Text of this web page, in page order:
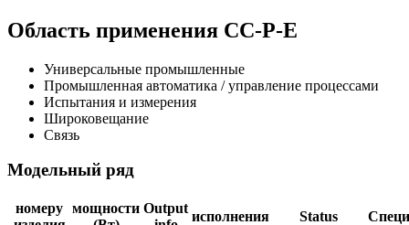
Область применения CC-P-E
Универсальные промышленные
Промышленная автоматика / управление процессами
Испытания и измерения
Широковещание
Связь
Модельный ряд
номеру мощности Output
исполнения Status